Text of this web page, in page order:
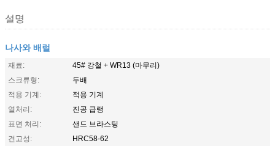
설명
나사와 배럴
재료:
45# 강철 + WR13 (마무리)
스크류형:
두배
적용 기계:
적용 기계
열처리:
진공 급랭
표면 처리:
샌드 브라스팅
견고성:
HRC58-62